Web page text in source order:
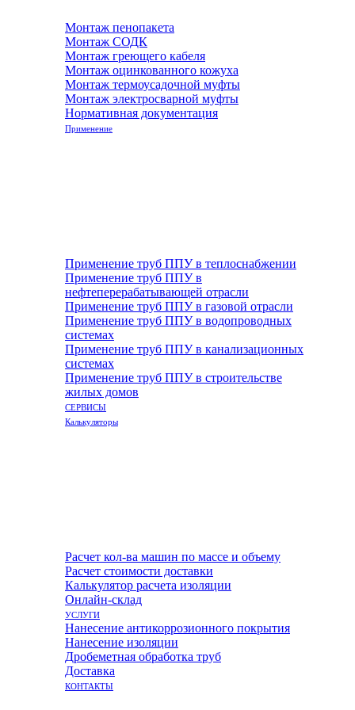
Монтаж пенопакета
Монтаж СОДК
Монтаж греющего кабеля
Монтаж оцинкованного кожуха
Монтаж термоусадочной муфты
Монтаж электросварной муфты
Нормативная документация
Применение
Применение труб ППУ в теплоснабжении
Применение труб ППУ в
нефтеперерабатывающей отрасли
Применение труб ППУ в газовой отрасли
Применение труб ППУ в водопроводных
системах
Применение труб ППУ в канализационных
системах
Применение труб ППУ в строительстве
жилых домов
СЕРВИСЫ
Калькуляторы
Расчет кол-ва машин по массе и объему
Расчет стоимости доставки
Калькулятор расчета изоляции
Онлайн-склад
УСЛУГИ
Нанесение антикоррозионного покрытия
Нанесение изоляции
Дробеметная обработка труб
Доставка
КОНТАКТЫ